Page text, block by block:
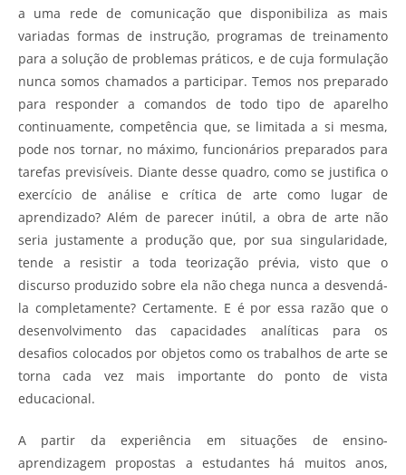
a uma rede de comunicação que disponibiliza as mais
variadas formas de instrução, programas de treinamento
para a solução de problemas práticos, e de cuja formulação
nunca somos chamados a participar. Temos nos preparado
para responder a comandos de todo tipo de aparelho
continuamente, competência que, se limitada a si mesma,
pode nos tornar, no máximo, funcionários preparados para
tarefas previsíveis. Diante desse quadro, como se justifica o
exercício de análise e crítica de arte como lugar de
aprendizado? Além de parecer inútil, a obra de arte não
seria justamente a produção que, por sua singularidade,
tende a resistir a toda teorização prévia, visto que o
discurso produzido sobre ela não chega nunca a desvendá-
la completamente? Certamente. E é por essa razão que o
desenvolvimento das capacidades analíticas para os
desafios colocados por objetos como os trabalhos de arte se
torna cada vez mais importante do ponto de vista
educacional.
A partir da experiência em situações de ensino-
aprendizagem propostas a estudantes há muitos anos,